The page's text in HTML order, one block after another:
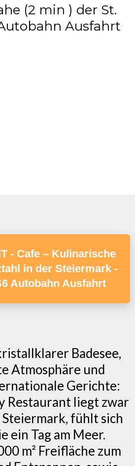
(2 min ) der St.
Ausfahrt
- Cafe – Kulinarische
in der Steiermark -
Autobahn Ausfahrt
Badesee,
Atmosphäre und
Gerichte:
Restaurant liegt zwar
fühlt sich
ein Tag am Meer.
m² Freifläche zum